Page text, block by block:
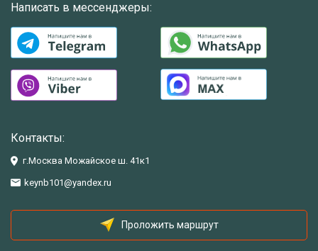
Написать в мессенджеры:
Контакты:
г.Москва Можайское ш. 41к1
keynb101@yandex.ru
Проложить маршрут